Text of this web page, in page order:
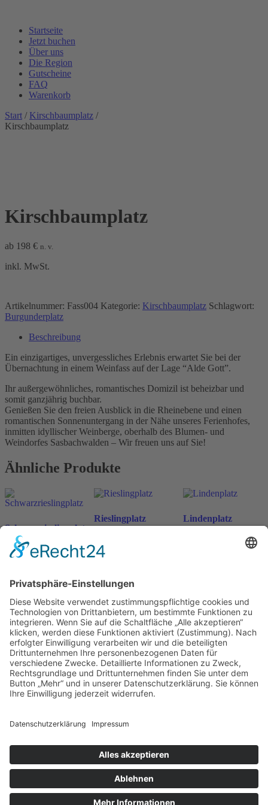
Startseite
Jetzt buchen
Über uns
Die Region
Gutscheine
FAQ
Warenkorb
Start / Kirschbaumplatz /
Kirschbaumplatz
Kirschbaumplatz
ab 198 € n. v.
inkl. MwSt.
Artikelnummer: Fass004 Kategorie: Kirschbaumplatz Schlagwort:
Burgunderplatz
Beschreibung
Ein einzigartiges, unvergessliches Erlebnis erwartet Sie bei der
Übernachtung in einem Weinfass auf der Lage “Alde Gott”.
Ihr außergewöhnliches, romantisches Domizil ist beheizbar und
somit ganzjährig buchbar.
Genießen Sie den freien Ausblick in die Rheinebene und einen
romantischen Sonnenuntergang in der Nähe unseres Ferienhofes,
inmitten idyllischer Weinberge, oberhalb des Blumen- und
Weindorfes Sasbachwalden – Wir freuen uns auf Sie!
Ähnliche Produkte
Schwarzrieslingplatz
ab198 n. v.
Rieslingplatz
inkl. MwSt.
Lindenplatz
Öffnungszeiten Büro und Hofladen:
Hofladen:
Montag bis Sonntag von 09:00 – 11:30 Uhr und 14:00 – 18:00 Uhr
Telefonisch erreichen Sie uns:
Montag bis Freitag von 09:00 – 11:30 Uhr
Kasse
Datenschutzerklärung
Allgemeine Geschäftsbedingungen (AGB)
Cookie-Einstellungen
Copyright © Schlafen im Weinfass • Ilona Wild • Bergstraße 7 •
77887 Sasbachwalden | All Rights Reserved